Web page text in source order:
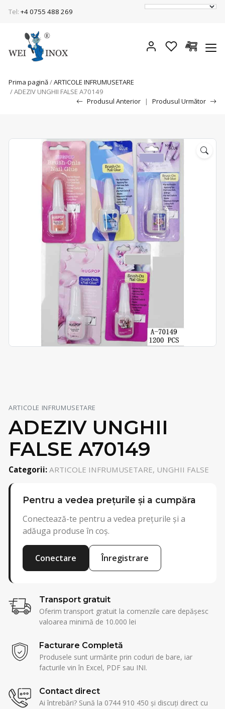
Tel: +4 0755 488 269
Prima pagină/ARTICOLE INFRUMUSETARE
/ ADEZIV UNGHII FALSE A70149
Produsul Anterior
| Produsul Următor
ARTICOLE INFRUMUSETARE
ADEZIV UNGHII
FALSE A70149
Categorii: ARTICOLE INFRUMUSETARE, UNGHII FALSE
Pentru a vedea prețurile și a cumpăra
Conectează-te pentru a vedea prețurile și a
adăuga produse în coș.
Conectare Înregistrare
Transport gratuit
Oferim transport gratuit la comenzile care depășesc
valoarea minimă de 10.000 lei
Facturare Completă
Produsele sunt urmărite prin coduri de bare, iar
facturile vin în Excel, PDF sau INI.
Contact direct
Ai întrebări? Sună la 0744 910 450 și discuți direct cu